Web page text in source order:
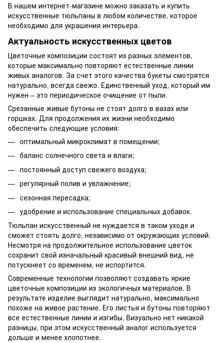
В нашем интернет-магазине можно заказать и купить
искусственные тюльпаны в любом количестве, которое
необходимо для украшения интерьера.
Актуальность искусственных цветов
Цветочные композиции состоят из разных элементов,
которые максимально повторяют естественные линии
живых аналогов. За счет этого качества букеты смотрятся
натурально, всегда свежо. Единственный уход, который им
нужен – это периодическое очищение от пыли.
Срезанные живые бутоны не стоят долго в вазах или
горшках. Для продолжения их жизни необходимо
обеспечить следующие условия:
оптимальный микроклимат в помещении;
баланс солнечного света и влаги;
постоянный доступ свежего воздуха;
регулярный полив и увлажнение;
сезонная пересадка;
удобрение и использование специальных добавок.
Тюльпан искусственный не нуждается в таком уходе и
сможет стоять долго, независимо от окружающих условий.
Несмотря на продолжительное использование цветок
сохранит свой изначальный красивый внешний вид, не
потускнеет со временем, не испортится.
Современные технологии позволяют создавать яркие
цветочные композиции из экологичных материалов. В
результате изделие выглядит натурально, максимально
похоже на живое растение. Его листья и бутоны повторяют
все естественные линии и изгибы. Визуально нет никакой
разницы, при этом искусственный аналог используется
дольше и менее хлопотнее.